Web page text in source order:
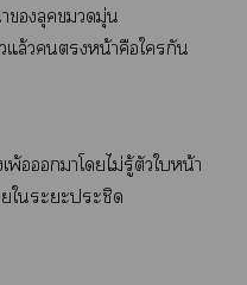
ลุคมุ่น
แล้วหน้าคือใกัน
พ้อาโไม่รู้ตัวใหน้า
ใะะประชิด